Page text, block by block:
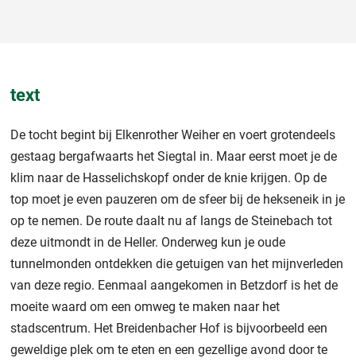
text
De tocht begint bij Elkenrother Weiher en voert grotendeels
gestaag bergafwaarts het Siegtal in. Maar eerst moet je de
klim naar de Hasselichskopf onder de knie krijgen. Op de
top moet je even pauzeren om de sfeer bij de hekseneik in je
op te nemen. De route daalt nu af langs de Steinebach tot
deze uitmondt in de Heller. Onderweg kun je oude
tunnelmonden ontdekken die getuigen van het mijnverleden
van deze regio. Eenmaal aangekomen in Betzdorf is het de
moeite waard om een omweg te maken naar het
stadscentrum. Het Breidenbacher Hof is bijvoorbeeld een
geweldige plek om te eten en een gezellige avond door te